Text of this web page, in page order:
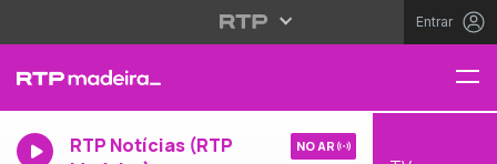
Entrar
RTP Notícias (RTP
NO AR